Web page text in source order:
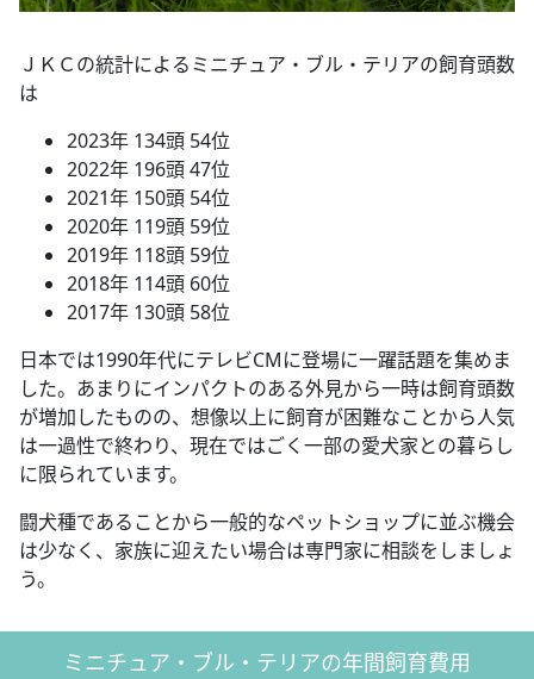
ＪＫＣの統計によるミニチュア・ブル・テリアの飼育頭数
は
2023年 134頭 54位
2022年 196頭 47位
2021年 150頭 54位
2020年 119頭 59位
2019年 118頭 59位
2018年 114頭 60位
2017年 130頭 58位
日本では1990年代にテレビCMに登場に一躍話題を集めま
した。あまりにインパクトのある外見から一時は飼育頭数
が増加したものの、想像以上に飼育が困難なことから人気
は一過性で終わり、現在ではごく一部の愛犬家との暮らし
に限られています。
闘犬種であることから一般的なペットショップに並ぶ機会
は少なく、家族に迎えたい場合は専門家に相談をしましょ
う。
ミニチュア・ブル・テリアの年間飼育費用